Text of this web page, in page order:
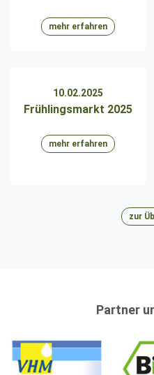
mehr erfahren
10.02.2025
Frühlingsmarkt 2025
mehr erfahren
zur
Partner